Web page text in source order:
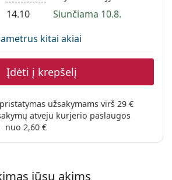
14.10
Siunčiama 10.8.
kitai akiai
Įdėti į krepšelį
užsakymams virš 29 €
atveju kurjerio paslaugos
nuo 2,60 €
jūsų akims